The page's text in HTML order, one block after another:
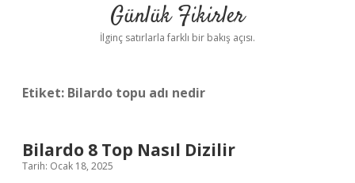
Yasal Uyarı
Günlük Fikirler
İlginç satırlarla farklı bir bakış açısı.
Etiket: Bilardo topu adı nedir
Bilardo 8 Top Nasıl Dizilir
Tarih: Ocak 18, 2025